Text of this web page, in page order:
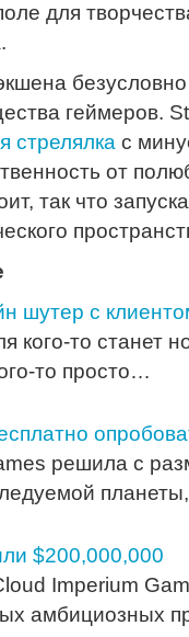
для
геймеров.
стрелялка с
от
так что
шутер с
кого-то станет
то просто…
решила с
$200,000,000
Imperium
амбициозных